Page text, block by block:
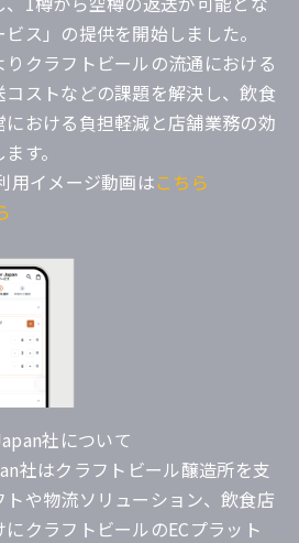
ス」の提供を開始しました。
クラフトビールの流通における
コストなどの課題を解決し、飲食
おける負担軽減と店舗業務の効
す。
用イメージ動画はこちら
社について
社はクラフトビール醸造所を支
や物流ソリューション、飲食店
クラフトビールのECプラット